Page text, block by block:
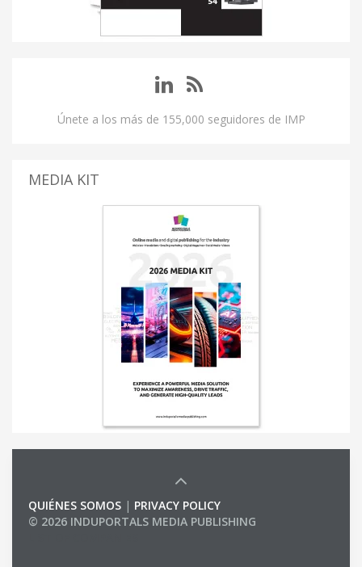
Únete a los más de 155,000 seguidores de IMP
MEDIA KIT
QUIÉNES SOMOS | PRIVACY POLICY
© 2026 INDUPORTALS MEDIA PUBLISHING